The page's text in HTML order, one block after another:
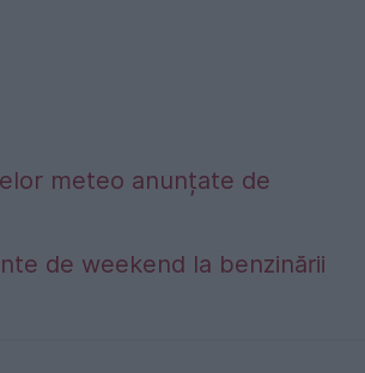
meteo anunțate de
de weekend la benzinării